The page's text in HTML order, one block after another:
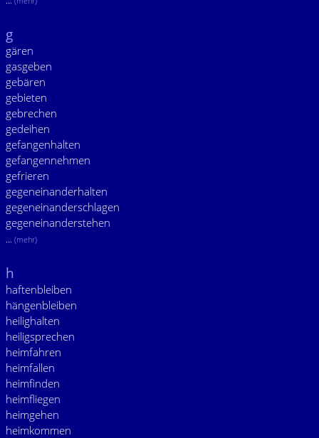
g
gären
gasgeben
gebären
gebieten
gebrechen
gedeihen
gefangenhalten
gefangennehmen
gefrieren
gegeneinanderhalten
gegeneinanderschlagen
gegeneinanderstehen
... (mehr)
h
haftenbleiben
hängenbleiben
heilighalten
heiligsprechen
heimfahren
heimfallen
heimfinden
heimfliegen
heimgehen
heimkommen